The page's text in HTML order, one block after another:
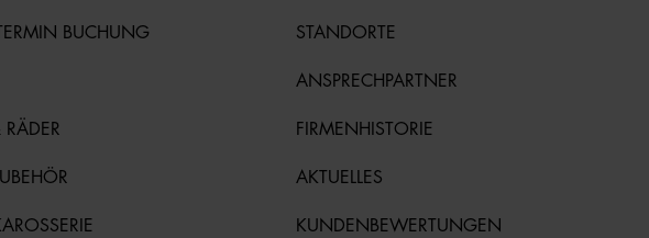
BUCHUNG
RÄDER
STANDORTE
ANSPRECHPARTNER
FIRMENHISTORIE
AKTUELLES
KUNDENBEWERTUNGEN